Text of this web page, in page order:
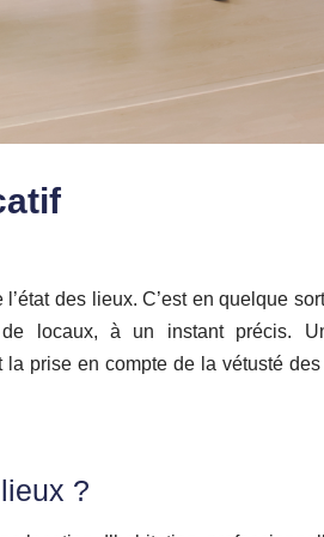
des lieux. C’est en quelque
de locaux, à un instant précis.
la prise en compte de la vétusté
?